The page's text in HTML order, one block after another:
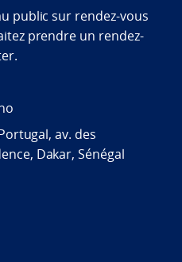
public sur rendez-vous
prendre un rendez-
av. des
Dakar, Sénégal